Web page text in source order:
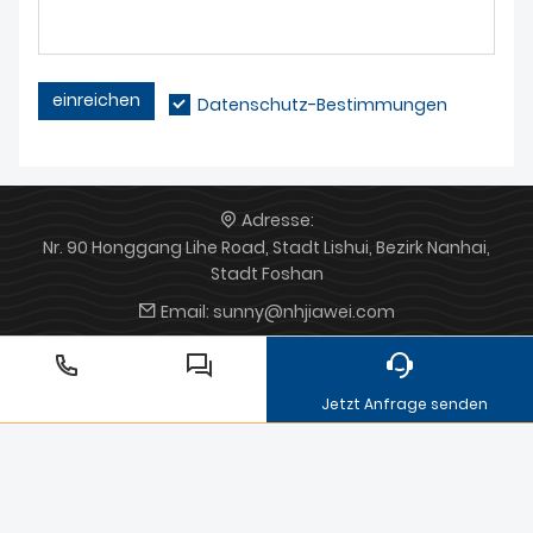
einreichen Datenschutz-Bestimmungen
Adresse:
Nr. 90 Honggang Lihe Road, Stadt Lishui, Bezirk Nanhai,
Stadt Foshan
Email: sunny@nhjiawei.com
Telefon:
Aluminium-Druckguss
Jetzt Anfrage senden